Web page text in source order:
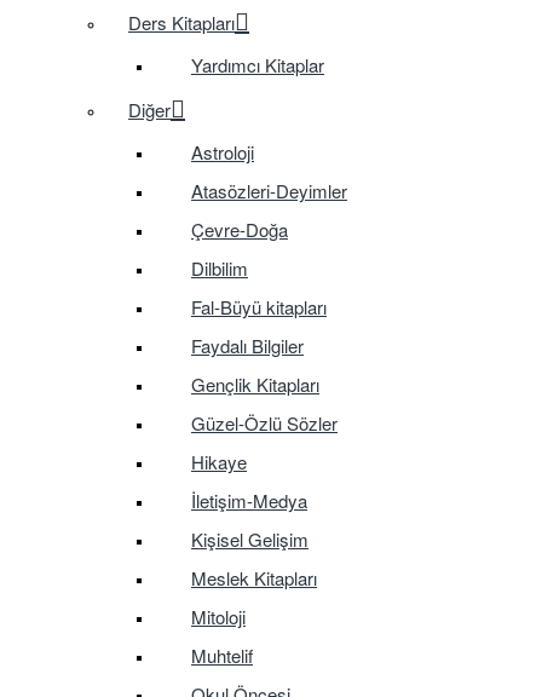
Ders Kitapları
Yardımcı Kitaplar
Diğer
Astroloji
Atasözleri-Deyimler
Çevre-Doğa
Dilbilim
Fal-Büyü kitapları
Faydalı Bilgiler
Gençlik Kitapları
Güzel-Özlü Sözler
Hikaye
İletişim-Medya
Kişisel Gelişim
Meslek Kitapları
Mitoloji
Muhtelif